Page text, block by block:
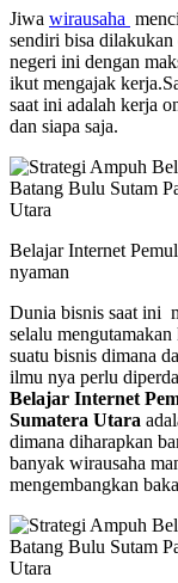
Jiwa wirausaha
sendiri bisa
negeri ini dengan
ikut mengajak
saat ini adalah kerja
dan siapa saja.
Belajar Internet
nyaman
Dunia bisnis saat ini
selalu
suatu bisnis dimana
ilmu nya perlu
Belajar Internet
Sumatera Utara
dimana diharapkan
banyak wirausaha
mengembangkan